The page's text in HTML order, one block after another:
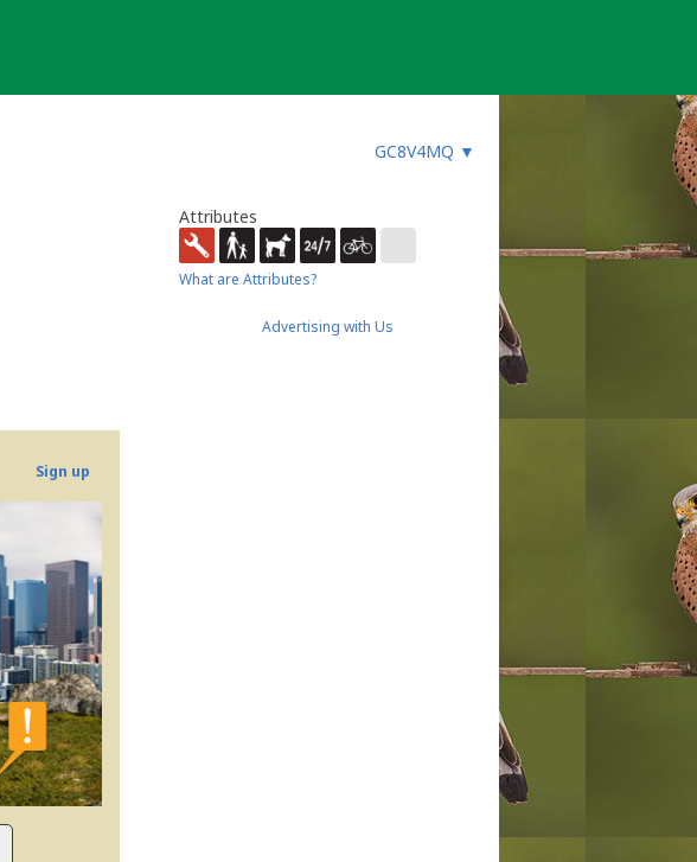
GC8V4MQ ▼
Sign up
Attributes
What are Attributes?
Advertising with Us